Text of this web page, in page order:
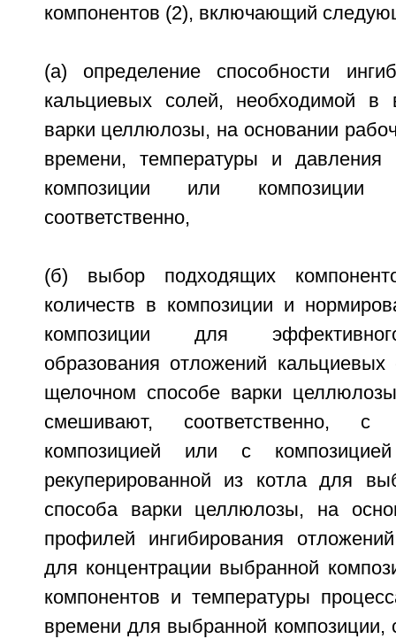
компонентов (2), включающий
(а) определение способности
кальциевых солей, необходимой в
варки целлюлозы, на основании
времени, температуры и давления
композиции или композиции
соответственно,
(б) выбор подходящих
количеств в композиции и
композиции для
образования отложений
щелочном способе варки
смешивают, соответственно, с
композицией или с
рекуперированной из котла для
способа варки целлюлозы, на
профилей ингибирования
для концентрации выбранной
компонентов и температуры
времени для выбранной